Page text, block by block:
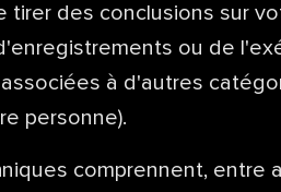
tirer des conclusions sur
ou de
à d'autres
personne).
comprennent, entre